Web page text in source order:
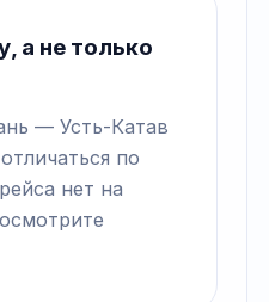
а не только
— Усть-Катав
по
нет на